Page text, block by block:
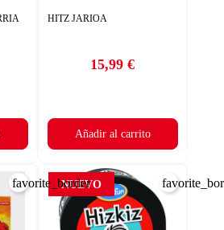
HITZ JARIOA
Precio
15,99 €
Añadir al carrito
favorite_border
NUEVO